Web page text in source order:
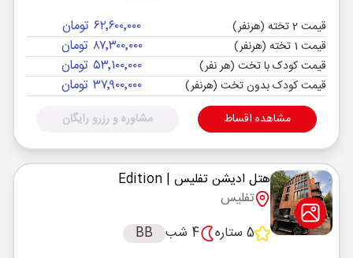
قیمت 2 تخته (هرنفر) ۶۲٬۶۰۰٬۰۰۰ تومان
قیمت 1 تخته (هرنفر) ۸۷٬۳۰۰٬۰۰۰ تومان
قیمت کودک با تخت (هر نفر) ۵۳٬۱۰۰٬۰۰۰ تومان
قیمت کودک بدون تخت (هرنفر) ۳۷٬۹۰۰٬۰۰۰ تومان
مشاهده اقساط مشاوره و رزرو رایگان
هتل ادیشن تفلیس | Edition
تفلیس
5 ستاره
4 شب BB